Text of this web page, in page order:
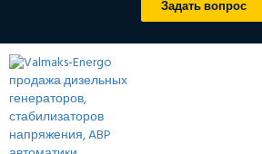
Задать вопрос